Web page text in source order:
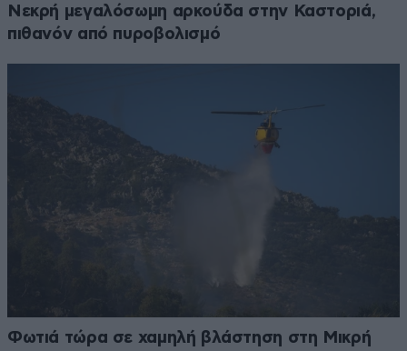
Νεκρή μεγαλόσωμη αρκούδα στην Καστοριά,
πιθανόν από πυροβολισμό
Φωτιά τώρα σε χαμηλή βλάστηση στη Μικρή